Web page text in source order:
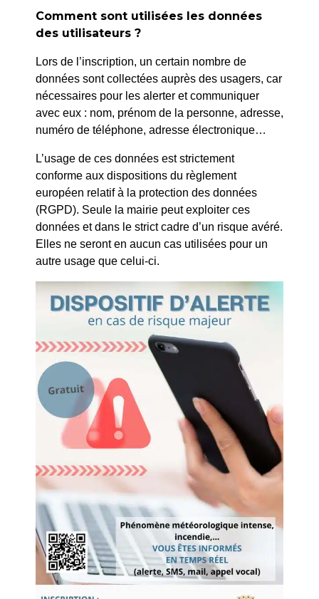
Comment sont utilisées les données
des utilisateurs ?
Lors de l’inscription, un certain nombre de
données sont collectées auprès des usagers, car
nécessaires pour les alerter et communiquer
avec eux : nom, prénom de la personne, adresse,
numéro de téléphone, adresse électronique…
L’usage de ces données est strictement
conforme aux dispositions du règlement
européen relatif à la protection des données
(RGPD). Seule la mairie peut exploiter ces
données et dans le strict cadre d’un risque avéré.
Elles ne seront en aucun cas utilisées pour un
autre usage que celui-ci.